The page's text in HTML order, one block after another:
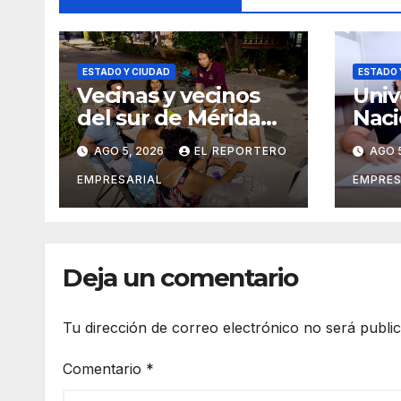
ESTADO Y CIUDAD
Vecinas y vecinos
del sur de Mérida
impulsan la
recuperación de
espacios
comunitarios
AGO 5, 2026 EL REPORTERO
EMPRESARIAL
ESTADO
AGO
Deja un comentario
Tu dirección de correo electrónico no será
Comentario *